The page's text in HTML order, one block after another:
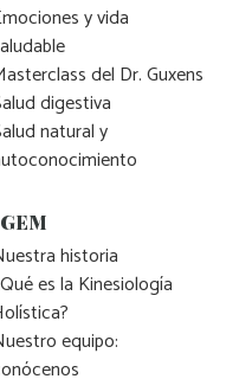
y vida
del Dr. Guxens
digestiva
natural y
historia
es la Kinesiología
equipo: